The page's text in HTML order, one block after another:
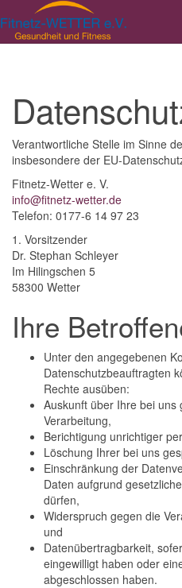
Verantwortliche Stelle im Sinne
insbesondere der EU-
Fitnetz-Wetter e. V.
info@fitnetz-wetter.de
Telefon: 0177-6 14 97 23
1. Vorsitzender
Dr. Stephan Schleyer
Im Hilingschen 5
58300 Wetter
Ihre
Unter den angegebenen
Datenschutzbeauftragten
Rechte ausüben:
Auskunft über Ihre bei uns
Verarbeitung,
Berichtigung unrichtiger
Löschung Ihrer bei uns
Einschränkung der
Daten aufgrund
dürfen,
Widerspruch gegen die
und
Datenübertragbarkeit,
eingewilligt haben oder
abgeschlossen haben.